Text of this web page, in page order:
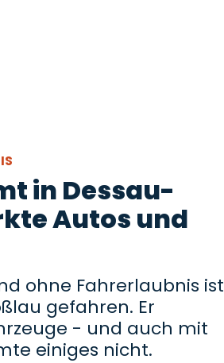
in Dessau-
Autos und
ohne Fahrerlaubnis ist
gefahren. Er
- und auch mit
einiges nicht.